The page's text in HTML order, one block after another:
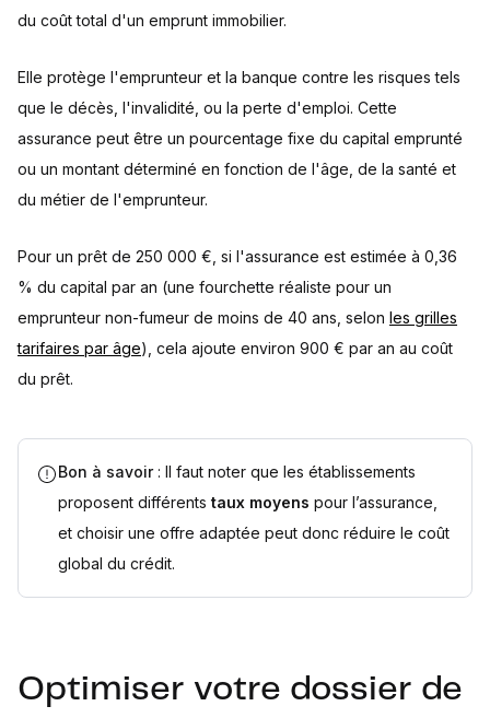
du coût total d'un emprunt immobilier.
Elle protège l'emprunteur et la banque contre les risques tels
que le décès, l'invalidité, ou la perte d'emploi. Cette
assurance peut être un pourcentage fixe du capital emprunté
ou un montant déterminé en fonction de l'âge, de la santé et
du métier de l'emprunteur.
Pour un prêt de 250 000 €, si l'assurance est estimée à 0,36
% du capital par an (une fourchette réaliste pour un
emprunteur non-fumeur de moins de 40 ans, selon les grilles
tarifaires par âge), cela ajoute environ 900 € par an au coût
du prêt.
Bon à savoir : Il faut noter que les établissements
proposent différents taux moyens pour l’assurance,
et choisir une offre adaptée peut donc réduire le coût
global du crédit.
Optimiser votre dossier de